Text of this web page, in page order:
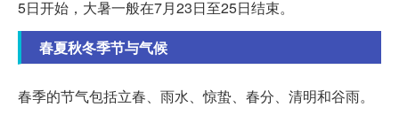
5日开始，大暑一般在7月23日至25日结束。
春夏秋冬季节与气候
春季的节气包括立春、雨水、惊蛰、春分、清明和谷雨。